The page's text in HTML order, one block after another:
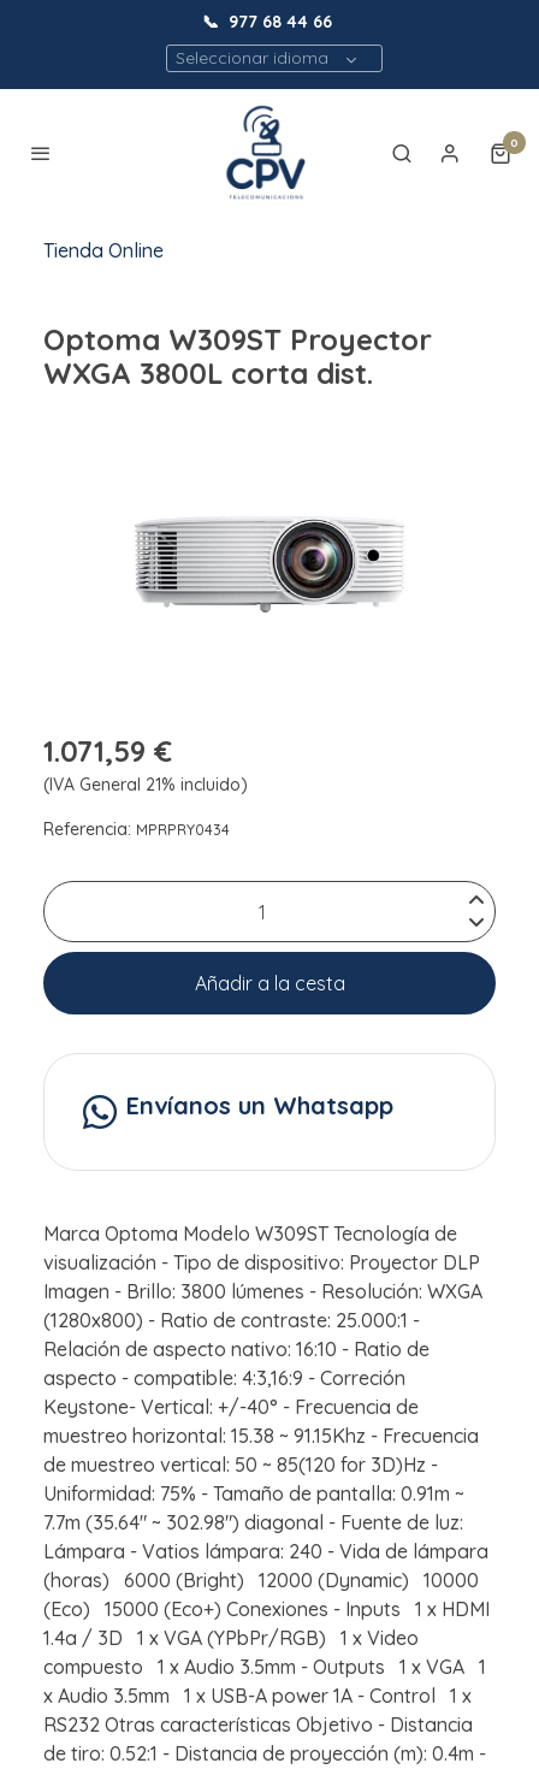
📞 977 68 44 66
Seleccionar idioma
0
Tienda Online
Optoma W309ST Proyector
WXGA 3800L corta dist.
1.071,59 €
(IVA General 21% incluido)
Referencia: MPRPRY0434
Añadir a la cesta
Envíanos un Whatsapp
Marca Optoma Modelo W309ST Tecnología de
visualización - Tipo de dispositivo: Proyector DLP
Imagen - Brillo: 3800 lúmenes - Resolución: WXGA
(1280x800) - Ratio de contraste: 25.000:1 -
Relación de aspecto nativo: 16:10 - Ratio de
aspecto - compatible: 4:3,16:9 - Correción
Keystone- Vertical: +/-40° - Frecuencia de
muestreo horizontal: 15.38 ~ 91.15Khz - Frecuencia
de muestreo vertical: 50 ~ 85(120 for 3D)Hz -
Uniformidad: 75% - Tamaño de pantalla: 0.91m ~
7.7m (35.64" ~ 302.98") diagonal - Fuente de luz:
Lámpara - Vatios lámpara: 240 - Vida de lámpara
(horas) 6000 (Bright) 12000 (Dynamic) 10000
(Eco) 15000 (Eco+) Conexiones - Inputs 1 x HDMI
1.4a / 3D 1 x VGA (YPbPr/RGB) 1 x Video
compuesto 1 x Audio 3.5mm - Outputs 1 x VGA 1
x Audio 3.5mm 1 x USB-A power 1A - Control 1 x
RS232 Otras características Objetivo - Distancia
de tiro: 0.52:1 - Distancia de proyección (m): 0.4m -